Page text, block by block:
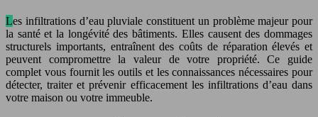
Les infiltrations d’eau pluviale constituent un problème majeur pour
la santé et la longévité des bâtiments. Elles causent des dommages
structurels importants, entraînent des coûts de réparation élevés et
peuvent compromettre la valeur de votre propriété. Ce guide
complet vous fournit les outils et les connaissances nécessaires pour
détecter, traiter et prévenir efficacement les infiltrations d’eau dans
votre maison ou votre immeuble.